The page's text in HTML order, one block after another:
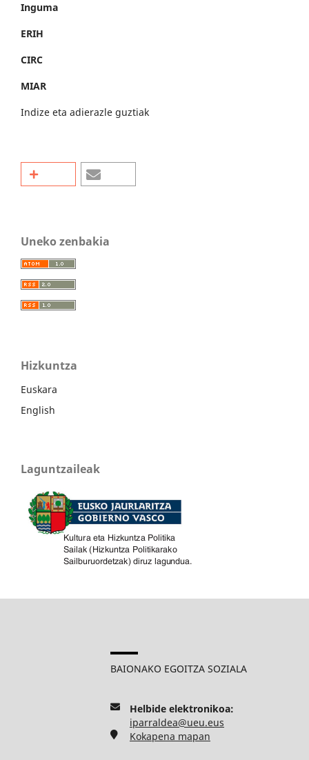
Inguma
ERIH
CIRC
MIAR
Indize eta adierazle guztiak
Uneko zenbakia
Hizkuntza
Euskara
English
Laguntzaileak
BAIONAKO EGOITZA SOZIALA
Helbide elektronikoa:
iparraldea@ueu.eus
Kokapena mapan